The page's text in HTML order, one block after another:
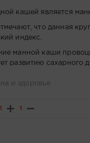
кашей является
что данная
индекс.
манной каши
развитию сахарного
и здоровье
1 1